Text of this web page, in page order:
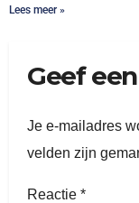
Lees meer »
Geef
Je e-mailadres
velden zijn
Reactie *